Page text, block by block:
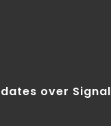
over Signal